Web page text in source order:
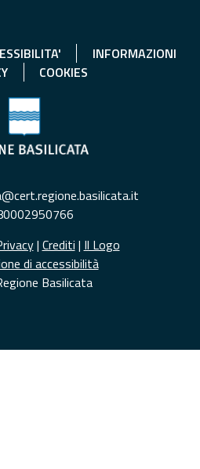
INFORMAZIONI
COOKIES
| Crediti | Il Logo
di accessibilità
Basilicata